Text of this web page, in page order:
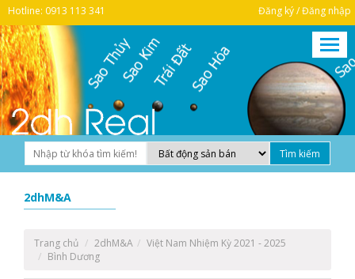
Hotline: 0913 113 341 Đăng ký / Đăng nhập
2dhM&A
Trang chủ 2dhM&A
Việt Nam Nhiệm Kỳ 2021 - 2025
Bình Dương